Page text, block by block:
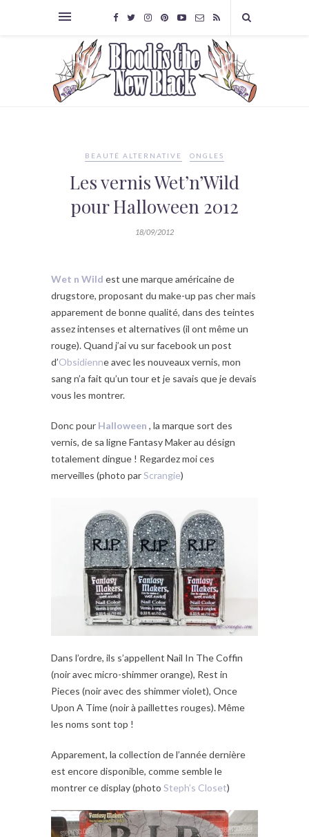
BEAUTÉ ALTERNATIVE ONGLES
Les vernis Wet’n’Wild
pour Halloween 2012
18/09/2012
Wet n Wild est une marque américaine de
drugstore, proposant du make-up pas cher mais
apparement de bonne qualité, dans des teintes
assez intenses et alternatives (il ont même un
rouge). Quand j’ai vu sur facebook un post
d’Obsidienne avec les nouveaux vernis, mon
sang n’a fait qu’un tour et je savais que je devais
vous les montrer.
Donc pour Halloween , la marque sort des
vernis, de sa ligne Fantasy Maker au désign
totalement dingue ! Regardez moi ces
merveilles (photo parScrangie)
Dans l’ordre, ils s’appellent Nail In The Coffin
(noir avec micro-shimmer orange), Rest in
Pieces (noir avec des shimmer violet), Once
Upon A Time (noir à paillettes rouges). Même
les noms sont top !
Apparement, la collection de l’année dernière
est encore disponible, comme semble le
montrer ce display (photo Steph’s Closet)